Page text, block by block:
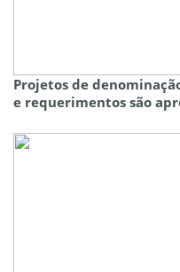
Projetos de
e requerimentos são